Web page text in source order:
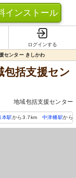
インストール
ログインする
センター きしかわ
包括支援セン
地域包括支援センター
本駅から3.7km 中津幡駅から